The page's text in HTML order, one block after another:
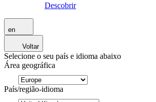
Descobrir
en
Voltar
Selecione o seu país e idioma abaixo
Área geográfica
País/região-idioma